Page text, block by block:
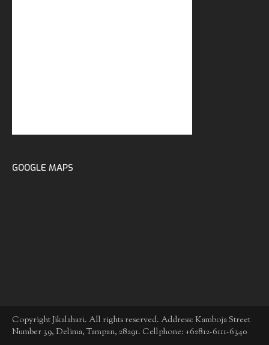
GOOGLE MAPS
Copyright Jikalahari. All rights reserved. Address: Kamboja Street
Number 39, Delima, Tampan, 28291. Cellphone: +62812-6111-6340